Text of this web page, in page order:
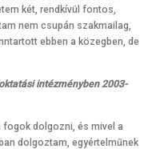
két, rendkívül fontos,
nem csupán szakmailag,
ebben a közegben, de
intézményben 2003-
fogok dolgozni, és mivel a
dolgoztam, egyértelműnek